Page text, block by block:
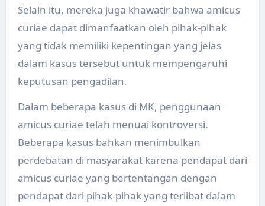
Selain itu, mereka juga khawatir bahwa amicus
curiae dapat dimanfaatkan oleh pihak-pihak
yang tidak memiliki kepentingan yang jelas
dalam kasus tersebut untuk mempengaruhi
keputusan pengadilan.
Dalam beberapa kasus di MK, penggunaan
amicus curiae telah menuai kontroversi.
Beberapa kasus bahkan menimbulkan
perdebatan di masyarakat karena pendapat dari
amicus curiae yang bertentangan dengan
pendapat dari pihak-pihak yang terlibat dalam